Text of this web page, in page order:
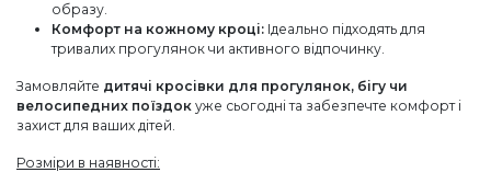
образу.
Комфорт на кожному кроці: Ідеально підходять для
тривалих прогулянок чи активного відпочинку.
Замовляйте дитячі кросівки для прогулянок, бігу чи
велосипедних поїздок уже сьогодні та забезпечте комфорт і
захист для ваших дітей.
Розміри в наявності: